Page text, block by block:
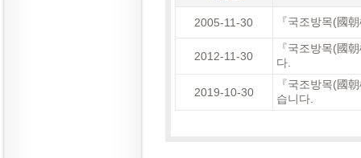
2005-11-30 『국조방목(國
2012-11-30
『국조방목(國
다.
2019-10-30
『국조방목(國
습니다.